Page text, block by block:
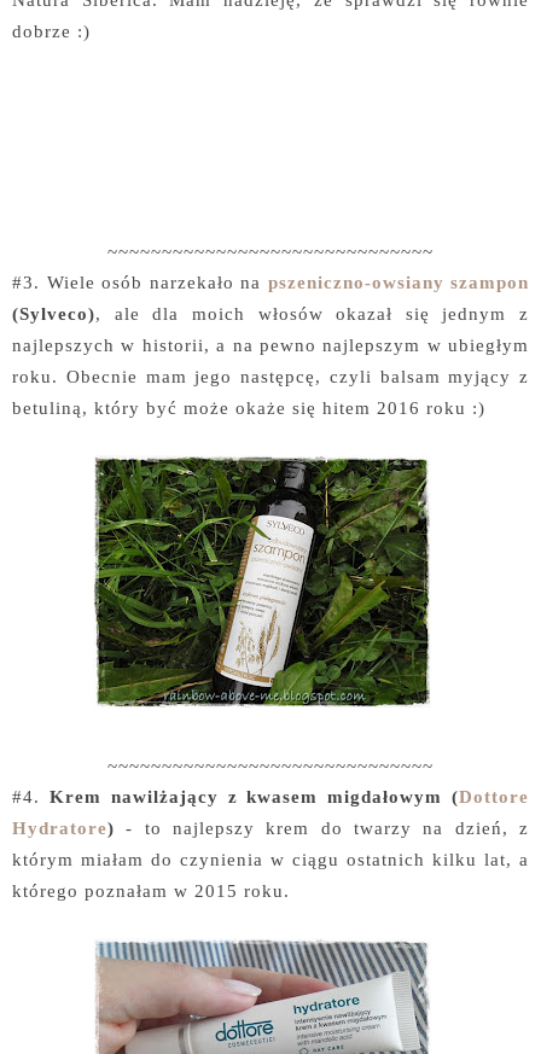
dobrze :)
~~~~~~~~~~~~~~~~~~~~~~~~~~~~~~
#3. Wiele osób narzekało na pszeniczno-owsiany szampon
(Sylveco), ale dla moich włosów okazał się jednym z
najlepszych w historii, a na pewno najlepszym w ubiegłym
roku. Obecnie mam jego następcę, czyli balsam myjący z
betuliną, który być może okaże się hitem 2016 roku :)
~~~~~~~~~~~~~~~~~~~~~~~~~~~~~~
#4. Krem nawilżający z kwasem migdałowym (Dottore
Hydratore) - to najlepszy krem do twarzy na dzień, z
którym miałam do czynienia w ciągu ostatnich kilku lat, a
którego poznałam w 2015 roku.